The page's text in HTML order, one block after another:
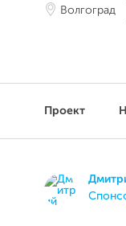
Волгоград
Проект